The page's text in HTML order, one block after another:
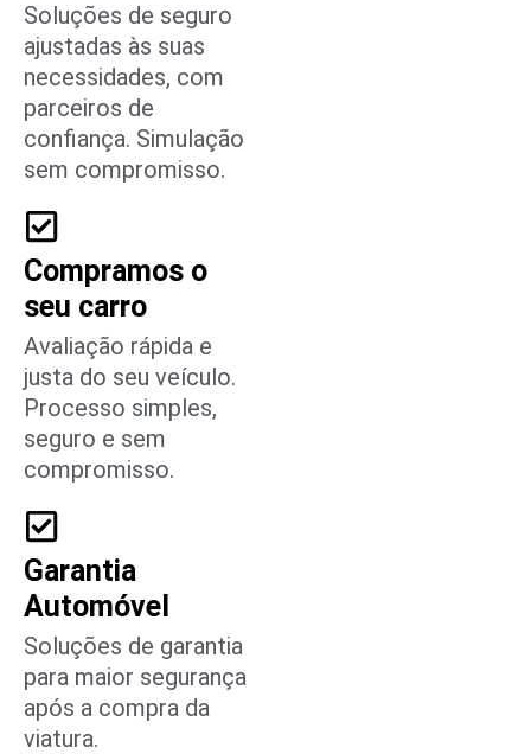
Soluções de seguro
ajustadas às suas
necessidades, com
parceiros de
confiança. Simulação
sem compromisso.
Compramos o
seu carro
Avaliação rápida e
justa do seu veículo.
Processo simples,
seguro e sem
compromisso.
Garantia
Automóvel
Soluções de garantia
para maior segurança
após a compra da
viatura.